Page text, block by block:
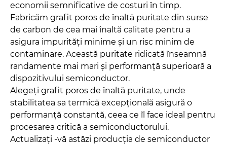
economii semnificative de costuri în timp.
Fabricăm grafit poros de înaltă puritate din surse
de carbon de cea mai înaltă calitate pentru a
asigura impurități minime și un risc minim de
contaminare. Această puritate ridicată înseamnă
randamente mai mari și performanță superioară a
dispozitivului semiconductor.
Alegeți grafit poros de înaltă puritate, unde
stabilitatea sa termică excepțională asigură o
performanță constantă, ceea ce îl face ideal pentru
procesarea critică a semiconductorului.
Actualizați -vă astăzi producția de semiconductor